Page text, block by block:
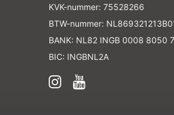
KVK-nummer: 75528266
BTW-nummer:
BANK: NL82 INGB 0008 8050
BIC: INGBNL2A